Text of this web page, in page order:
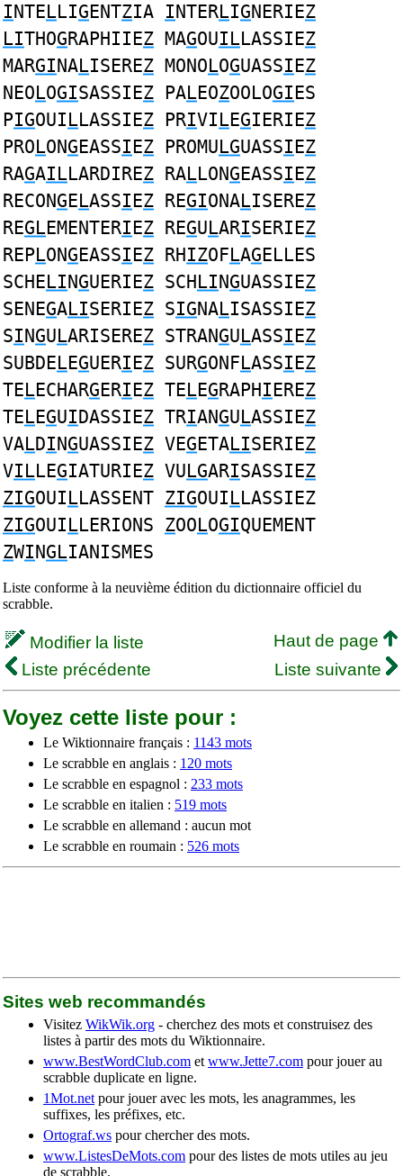
INTELLIGENTZIA INTERLIGNERIEZ
LITHOGRAPHIIEZ MAGOUILLASSIEZ
MARGINALISEREZ MONOLOGUASSIEZ
NEOLOGISASSIEZ PALEOZOOLOGIES
PIGOUILLASSIEZ PRIVILEGIERIEZ
PROLONGEASSIEZ PROMULGUASSIEZ
RAGAILLARDIREZ RALLONGEASSIEZ
RECONGELASSIEZ REGIONALISEREZ
REGLEMENTERIEZ REGULARISERIEZ
REPLONGEASSIEZ RHIZOFLAGELLES
SCHELINGUERIEZ SCHLINGUASSIEZ
SENEGALISERIEZ SIGNALISASSIEZ
SINGULARISEREZ STRANGULASSIEZ
SUBDELEGUERIEZ SURGONFLASSIEZ
TELECHARGERIEZ TELEGRAPHIEREZ
TELEGUIDASSIEZ TRIANGULASSIEZ
VALDINGUASSIEZ VEGETALISERIEZ
VILLEGIATURIEZ VULGARISASSIEZ
ZIGOUILLASSENT ZIGOUILLASSIEZ
ZIGOUILLERIONS ZOOLOGIQUEMENT
ZWINGLIANISMES
Liste conforme à la neuvième édition du dictionnaire officiel du
scrabble.
Modifier la liste
Haut de page
Liste précédente
Liste suivante
Voyez cette liste pour :
Le Wiktionnaire français : 1143 mots
Le scrabble en anglais : 120 mots
Le scrabble en espagnol : 233 mots
Le scrabble en italien : 519 mots
Le scrabble en allemand : aucun mot
Le scrabble en roumain : 526 mots
Sites web recommandés
Visitez WikWik.org - cherchez des mots et construisez des
listes à partir des mots du Wiktionnaire.
www.BestWordClub.com et www.Jette7.com pour jouer au
scrabble duplicate en ligne.
1Mot.net pour jouer avec les mots, les anagrammes, les
suffixes, les préfixes, etc.
Ortograf.ws pour chercher des mots.
www.ListesDeMots.com pour des listes de mots utiles au jeu
de scrabble.